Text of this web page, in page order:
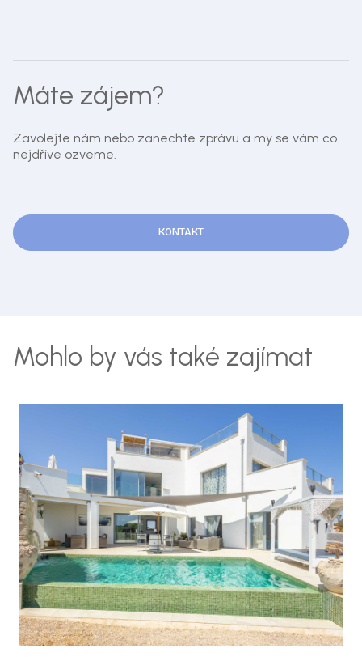
Máte zájem?
Zavolejte nám nebo zanechte zprávu a my se vám co
nejdříve ozveme.
KONTAKT
Mohlo by vás také zajímat